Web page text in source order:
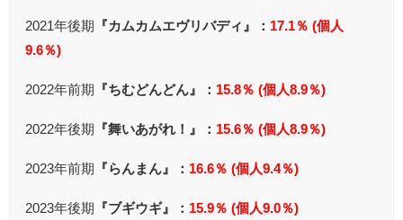
2021年後期 『カムカムエヴリバディ』： 17.1％ (個人
9.6％)
2022年前期 『ちむどんどん』： 15.8％ (個人8.9％)
2022年後期 『舞いあがれ！』： 15.6％ (個人8.9％)
2023年前期 『らんまん』： 16.6％ (個人9.4％)
2023年後期 『ブギウギ』： 15.9％ (個人9.0％)